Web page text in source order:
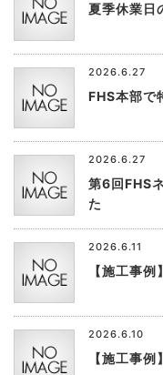
夏季休業日
2026.6.27
FHS本部で
2026.6.27
第6回FHS
た
2026.6.11
【施工事
2026.6.10
【施工事